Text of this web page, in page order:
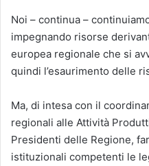
Noi – continua –
impegnando risorse
europea regionale che si
quindi l’esaurimento delle
Ma, di intesa con il
regionali alle Attività
Presidenti delle Regione,
istituzionali competenti le